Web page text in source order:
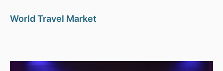
World Travel Market